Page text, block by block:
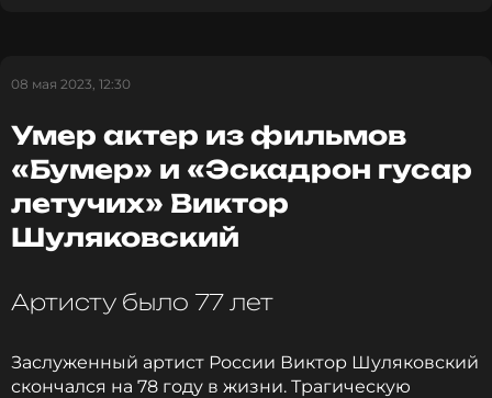
более 60 работ.
Ранее стало известно осмерти актера Виктора
Шуляковского.
Фото: freepik.com
Читайте нас в Одноклассниках,
чтобы оставаться в курсе событий
ПОДПИСАТЬСЯ
08 мая 2023, 12:30
Умер актер из фильмов
«Бумер» и «Эскадрон гусар
летучих» Виктор
Шуляковский
Артисту было 77 лет
Заслуженный артист России Виктор Шуляковский
скончался на 78 году в жизни. Трагическую